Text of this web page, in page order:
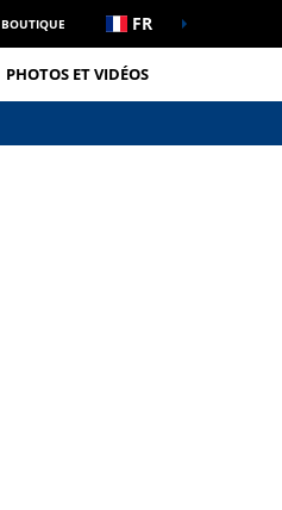
BOUTIQUE FR
PHOTOS ET VIDÉOS